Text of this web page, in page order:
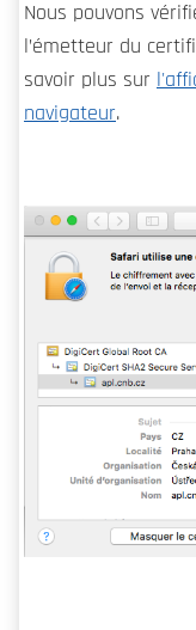
Nous pouvons
l’émetteur du
savoir plus sur
navigateur.